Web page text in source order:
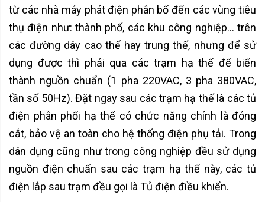
từ các nhà máy phát điện phân bố đến các vùng tiêu
thụ điện như: thành phố, các khu công nghiệp… trên
các đường dây cao thế hay trung thế, nhưng để sử
dụng được thì phải qua các trạm hạ thế để biến
thành nguồn chuẩn (1 pha 220VAC, 3 pha 380VAC,
tần số 50Hz). Đặt ngay sau các trạm hạ thế là các tủ
điện phân phối hạ thế có chức năng chính là đóng
cắt, bảo vệ an toàn cho hệ thống điện phụ tải. Trong
dân dụng cũng như trong công nghiệp đều sử dụng
nguồn điện chuẩn sau các trạm hạ thế này, các tủ
điện lắp sau trạm đều gọi là Tủ điện điều khiển.